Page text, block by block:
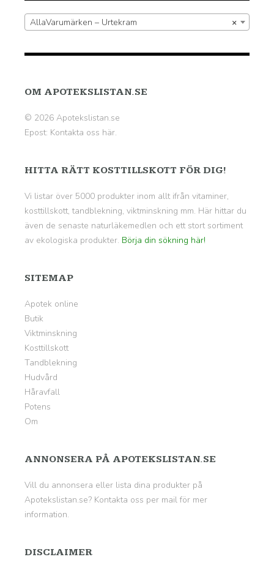
×
AllaVarumärken – Urtekram
OM APOTEKSLISTAN.SE
© 2026 Apotekslistan.se
Epost: Kontakta oss här.
HITTA RÄTT KOSTTILLSKOTT FÖR DIG!
Vi listar över 5000 produkter inom allt ifrån vitaminer,
kosttillskott, tandblekning, viktminskning mm. Här hittar du
även de senaste naturläkemedlen och ett stort sortiment
av ekologiska produkter. Börja din sökning här!
SITEMAP
Apotek online
Butik
Viktminskning
Kosttillskott
Tandblekning
Hudvård
Håravfall
Potens
Om
ANNONSERA PÅ APOTEKSLISTAN.SE
Vill du annonsera eller lista dina produkter på
Apotekslistan.se? Kontakta oss per mail för mer
information.
DISCLAIMER